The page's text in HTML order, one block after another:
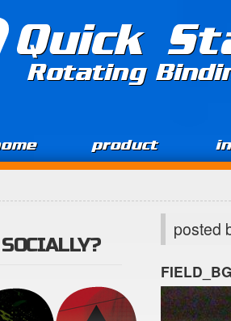
Quick
Rotating
product
posted